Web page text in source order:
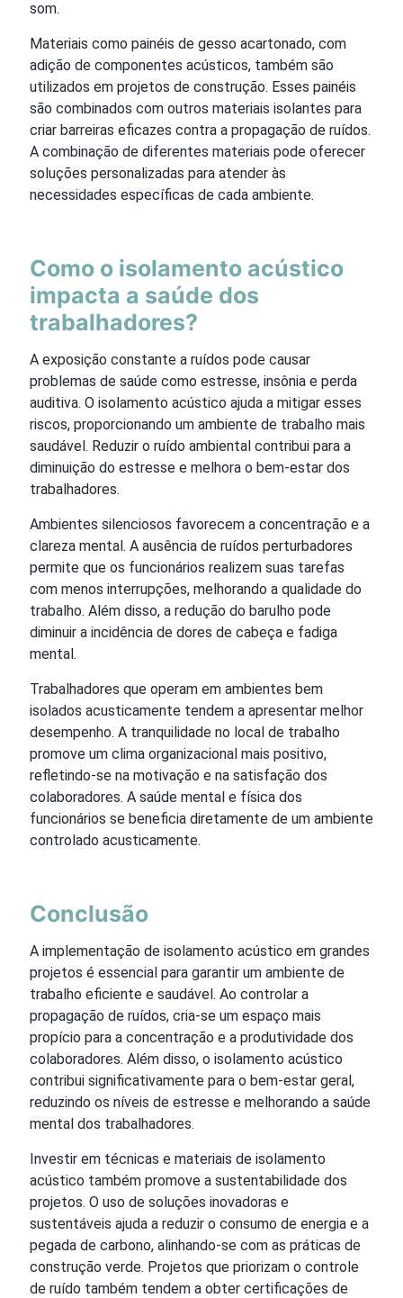
som.
Materiais como painéis de gesso acartonado, com
adição de componentes acústicos, também são
utilizados em projetos de construção. Esses painéis
são combinados com outros materiais isolantes para
criar barreiras eficazes contra a propagação de ruídos.
A combinação de diferentes materiais pode oferecer
soluções personalizadas para atender às
necessidades específicas de cada ambiente.
Como o isolamento acústico
impacta a saúde dos
trabalhadores?
A exposição constante a ruídos pode causar
problemas de saúde como estresse, insônia e perda
auditiva. O isolamento acústico ajuda a mitigar esses
riscos, proporcionando um ambiente de trabalho mais
saudável. Reduzir o ruído ambiental contribui para a
diminuição do estresse e melhora o bem-estar dos
trabalhadores.
Ambientes silenciosos favorecem a concentração e a
clareza mental. A ausência de ruídos perturbadores
permite que os funcionários realizem suas tarefas
com menos interrupções, melhorando a qualidade do
trabalho. Além disso, a redução do barulho pode
diminuir a incidência de dores de cabeça e fadiga
mental.
Trabalhadores que operam em ambientes bem
isolados acusticamente tendem a apresentar melhor
desempenho. A tranquilidade no local de trabalho
promove um clima organizacional mais positivo,
refletindo-se na motivação e na satisfação dos
colaboradores. A saúde mental e física dos
funcionários se beneficia diretamente de um ambiente
controlado acusticamente.
Conclusão
A implementação de isolamento acústico em grandes
projetos é essencial para garantir um ambiente de
trabalho eficiente e saudável. Ao controlar a
propagação de ruídos, cria-se um espaço mais
propício para a concentração e a produtividade dos
colaboradores. Além disso, o isolamento acústico
contribui significativamente para o bem-estar geral,
reduzindo os níveis de estresse e melhorando a saúde
mental dos trabalhadores.
Investir em técnicas e materiais de isolamento
acústico também promove a sustentabilidade dos
projetos. O uso de soluções inovadoras e
sustentáveis ajuda a reduzir o consumo de energia e a
pegada de carbono, alinhando-se com as práticas de
construção verde. Projetos que priorizam o controle
de ruído também tendem a obter certificações de